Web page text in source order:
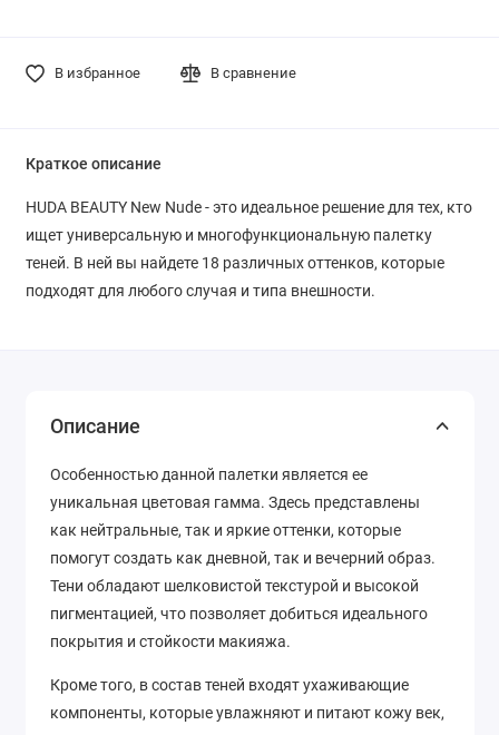
В избранное В сравнение
Краткое описание
HUDA BEAUTY New Nude - это идеальное решение для тех, кто
ищет универсальную и многофункциональную палетку
теней. В ней вы найдете 18 различных оттенков, которые
подходят для любого случая и типа внешности.
Описание
Особенностью данной палетки является ее
уникальная цветовая гамма. Здесь представлены
как нейтральные, так и яркие оттенки, которые
помогут создать как дневной, так и вечерний образ.
Тени обладают шелковистой текстурой и высокой
пигментацией, что позволяет добиться идеального
покрытия и стойкости макияжа.
Кроме того, в состав теней входят ухаживающие
компоненты, которые увлажняют и питают кожу век,